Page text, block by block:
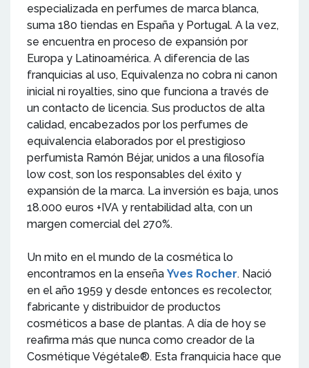
especializada en perfumes de marca blanca,
suma 180 tiendas en España y Portugal. A la vez,
se encuentra en proceso de expansión por
Europa y Latinoamérica. A diferencia de las
franquicias al uso, Equivalenza no cobra ni canon
inicial ni royalties, sino que funciona a través de
un contacto de licencia. Sus productos de alta
calidad, encabezados por los perfumes de
equivalencia elaborados por el prestigioso
perfumista Ramón Béjar, unidos a una filosofía
low cost, son los responsables del éxito y
expansión de la marca. La inversión es baja, unos
18.000 euros +IVA y rentabilidad alta, con un
margen comercial del 270%.
Un mito en el mundo de la cosmética lo
encontramos en la enseña Yves Rocher. Nació
en el año 1959 y desde entonces es recolector,
fabricante y distribuidor de productos
cosméticos a base de plantas. A día de hoy se
reafirma más que nunca como creador de la
Cosmétique Végétale®. Esta franquicia hace que